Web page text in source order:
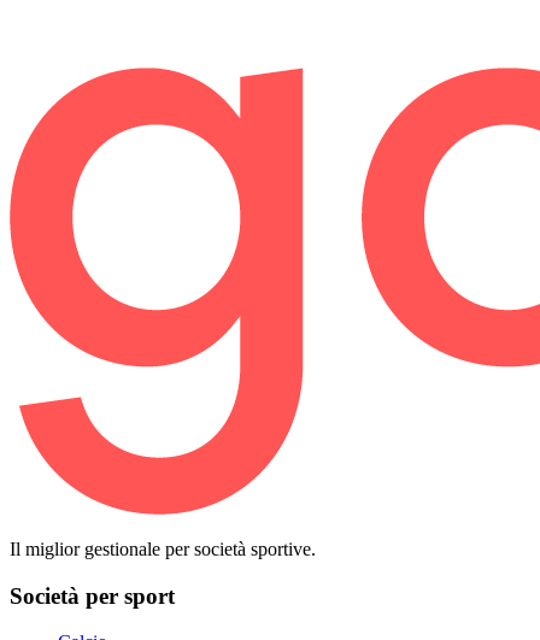
Il miglior gestionale per società sportive.
Società per sport